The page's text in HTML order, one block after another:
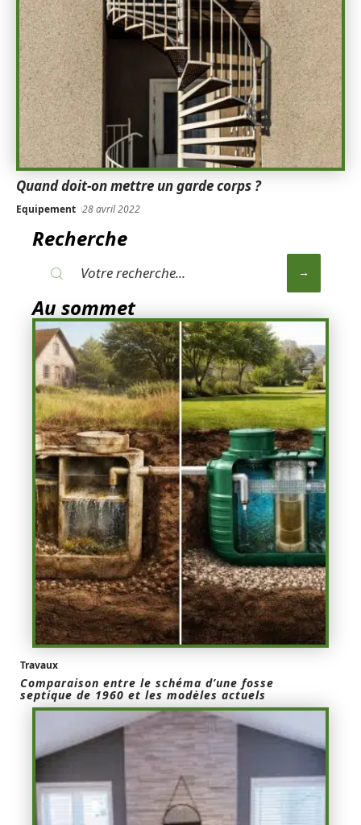
Quand doit-on mettre un garde corps ?
Equipement 28 avril 2022
Recherche
Au sommet
Travaux
Comparaison entre le schéma d’une fosse
septique de 1960 et les modèles actuels